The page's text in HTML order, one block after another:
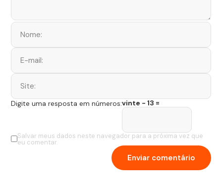
Salvar meus dados neste navegador para a próxima vez que
eu comentar.
Digite uma resposta em números:vinte − 13 =